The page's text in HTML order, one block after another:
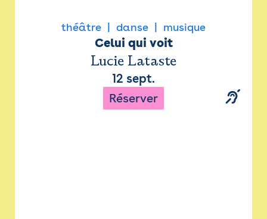
théâtre danse musique
Celui qui voit
Lucie Lataste
12 sept.
Réserver